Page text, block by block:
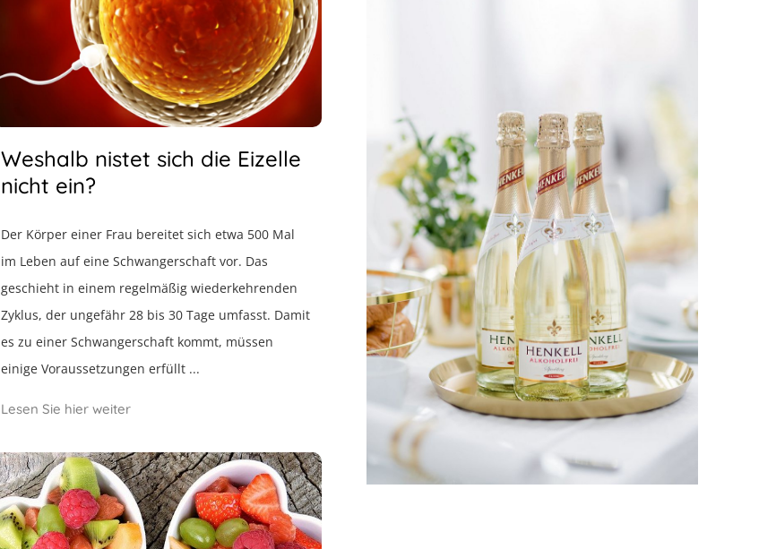
Weshalb nistet sich die Eizelle
nicht ein?
Der Körper einer Frau bereitet sich etwa 500 Mal
im Leben auf eine Schwangerschaft vor. Das
geschieht in einem regelmäßig wiederkehrenden
Zyklus, der ungefähr 28 bis 30 Tage umfasst. Damit
es zu einer Schwangerschaft kommt, müssen
einige Voraussetzungen erfüllt ...
Lesen Sie hier weiter